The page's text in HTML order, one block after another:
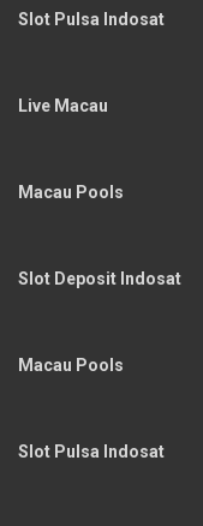
Slot Pulsa Indosat
Live Macau
Macau Pools
Slot Deposit Indosat
Macau Pools
Slot Pulsa Indosat